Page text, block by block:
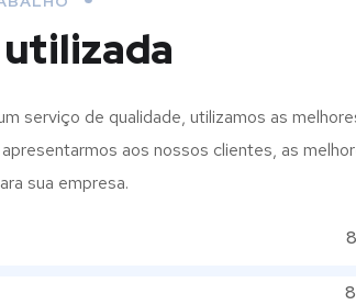
serviço de qualidade, utilizamos as
aos nossos clientes, as
sua empresa.